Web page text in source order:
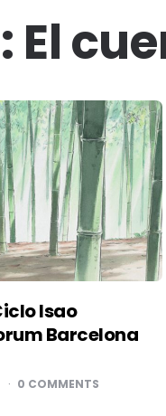
El
Isao
Barcelona
0 COMMENTS